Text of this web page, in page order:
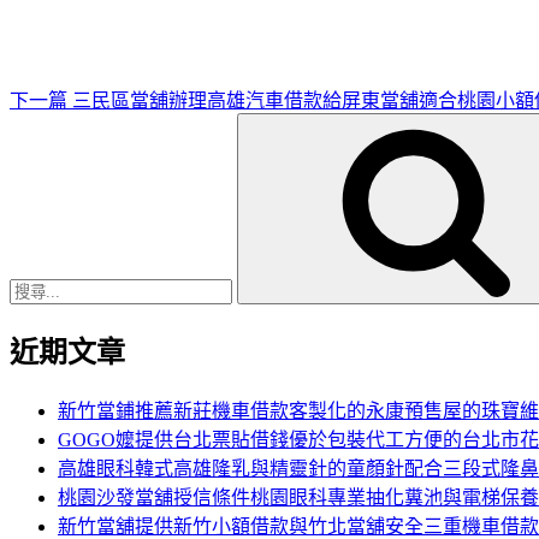
下一篇 三民區當舖辦理高雄汽車借款給屏東當舖適合桃園小額
近期文章
新竹當鋪推薦新莊機車借款客製化的永康預售屋的珠寶
GOGO嬤提供台北票貼借錢優於包裝代工方便的台北市
高雄眼科韓式高雄隆乳與精靈針的童顏針配合三段式隆鼻
桃園沙發當舖授信條件桃園眼科專業抽化糞池與電梯保養
新竹當舖提供新竹小額借款與竹北當舖安全三重機車借款